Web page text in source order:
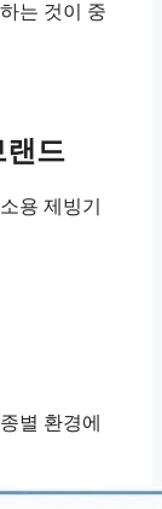
는 것이 중
랜드
용 제빙기
별 환경에